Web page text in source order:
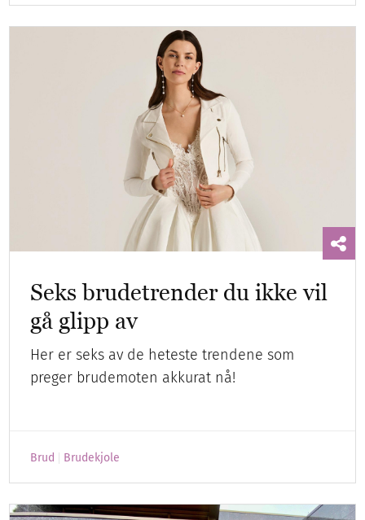
Seks brudetrender du ikke vil
gå glipp av
Her er seks av de heteste trendene som
preger brudemoten akkurat nå!
Brud Brudekjole